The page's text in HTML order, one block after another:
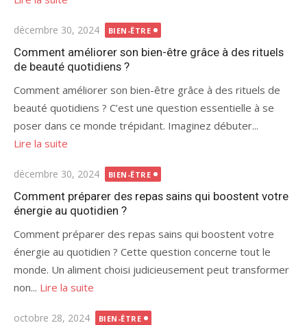
Publié
le
décembre 30, 2024 BIEN-ÊTRE
Comment améliorer son bien-être grâce à des rituels
de beauté quotidiens ?
Comment améliorer son bien-être grâce à des rituels de
beauté quotidiens ? C’est une question essentielle à se
poser dans ce monde trépidant. Imaginez débuter...
Lire la suite
Publié
le
décembre 30, 2024 BIEN-ÊTRE
Comment préparer des repas sains qui boostent votre
énergie au quotidien ?
Comment préparer des repas sains qui boostent votre
énergie au quotidien ? Cette question concerne tout le
monde. Un aliment choisi judicieusement peut transformer
non... Lire la suite
Publié
octobre 28, 2024 BIEN-ÊTRE